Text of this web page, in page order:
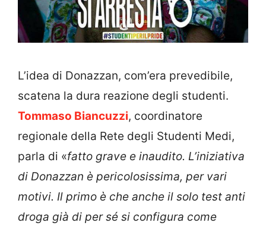
L’idea di Donazzan, com’era prevedibile,
scatena la dura reazione degli studenti.
Tommaso Biancuzzi, coordinatore
regionale della Rete degli Studenti Medi,
parla di «fatto grave e inaudito. L’iniziativa
di Donazzan è pericolosissima, per vari
motivi. Il primo è che anche il solo test anti
droga già di per sé si configura come